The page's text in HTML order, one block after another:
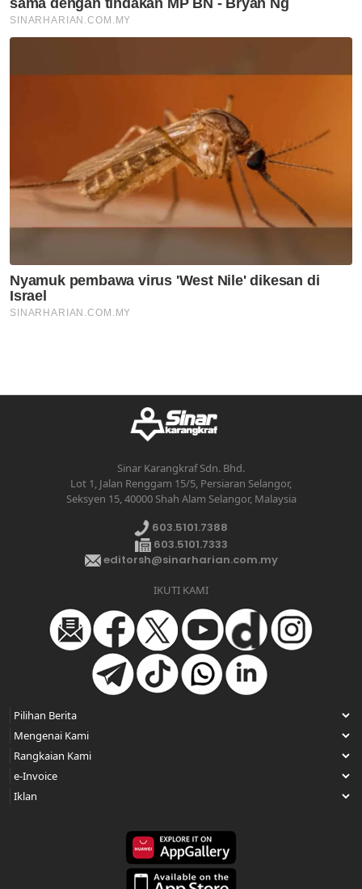
Sinar Karangkraf Sdn. Bhd.
Lot 1, Jalan Renggam 15/5, Persiaran Selangor,
Seksyen 15, 40000 Shah Alam Selangor, Malaysia
603.5101.7388
603.5101.7333
editorsh@sinarharian.com.my
IKUTI KAMI